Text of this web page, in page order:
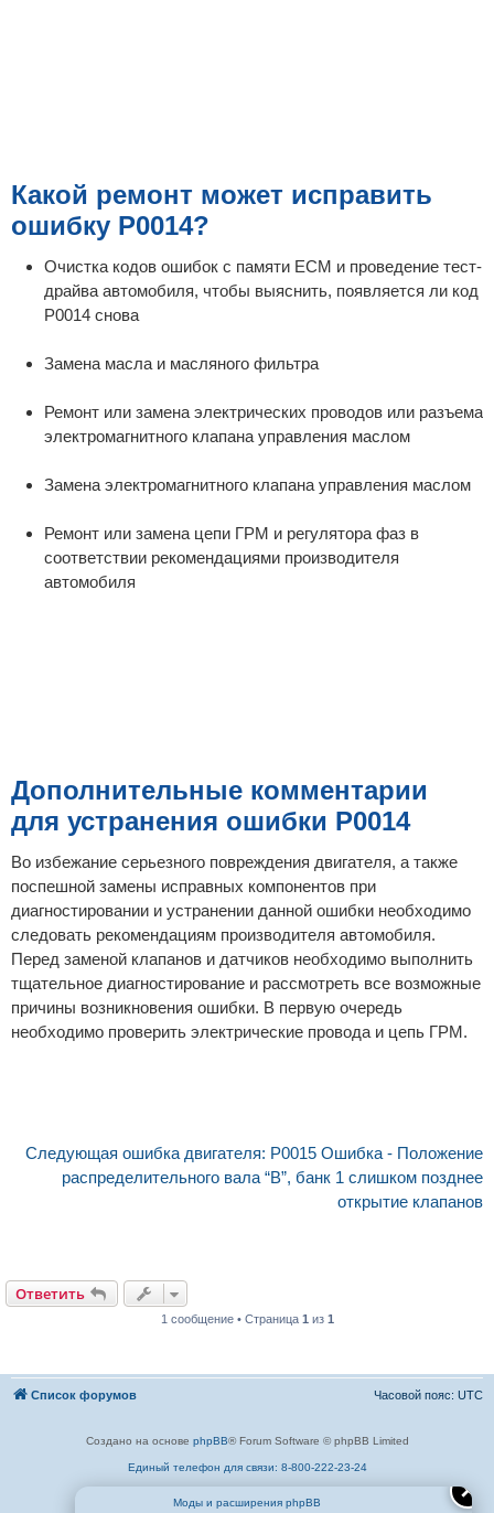
✕
Какой ремонт может исправить
ошибку P0014?
Очистка кодов ошибок с памяти ECM и проведение тест-
драйва автомобиля, чтобы выяснить, появляется ли код
P0014 снова
Замена масла и масляного фильтра
Ремонт или замена электрических проводов или разъема
электромагнитного клапана управления маслом
Замена электромагнитного клапана управления маслом
Ремонт или замена цепи ГРМ и регулятора фаз в
соответствии рекомендациями производителя
автомобиля
Дополнительные комментарии
для устранения ошибки P0014
Во избежание серьезного повреждения двигателя, а также
поспешной замены исправных компонентов при
диагностировании и устранении данной ошибки необходимо
следовать рекомендациям производителя автомобиля.
Перед заменой клапанов и датчиков необходимо выполнить
тщательное диагностирование и рассмотреть все возможные
причины возникновения ошибки. В первую очередь
необходимо проверить электрические провода и цепь ГРМ.
Следующая ошибка двигателя: P0015 Ошибка - Положение
распределительного вала “B”, банк 1 слишком позднее
открытие клапанов
Ответить
1 сообщение • Страница 1 из 1
Список форумов Часовой пояс: UTC
Создано на основе phpBB® Forum Software © phpBB Limited
Единый телефон для связи: 8-800-222-23-24
Моды и расширения phpBB